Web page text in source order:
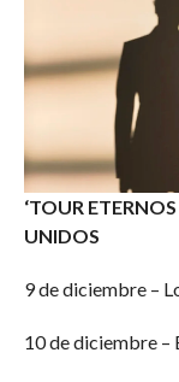
‘TOUR
UNIDOS
9 de diciembre –
10 de diciembre –